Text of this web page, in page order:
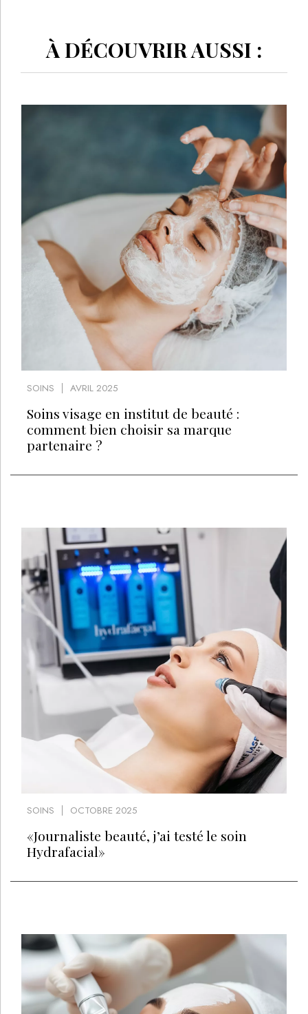
À DÉCOUVRIR AUSSI :
SOINS AVRIL 2025
Soins visage en institut de beauté :
comment bien choisir sa marque
partenaire ?
SOINS OCTOBRE 2025
«Journaliste beauté, j’ai testé le soin
Hydrafacial»